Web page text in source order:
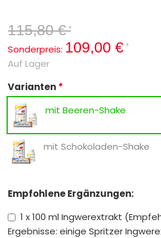
115,80 €*
Sonderpreis: 109,00 €*
Auf Lager
Varianten*
mit Beeren-Shake
mit Schokoladen-Shake
Empfohlene Ergänzungen:
1 x 100 ml Ingwerextrakt
Ergebnisse: einige Spritzer